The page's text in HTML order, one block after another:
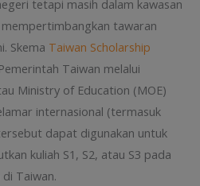
tetapi masih dalam kawasan
tawaran
Skema Taiwan Scholarship
Taiwan melalui
Ministry of Education (MOE)
internasional (termasuk
dapat digunakan untuk
kuliah S1, S2, atau S3 pada
Taiwan.